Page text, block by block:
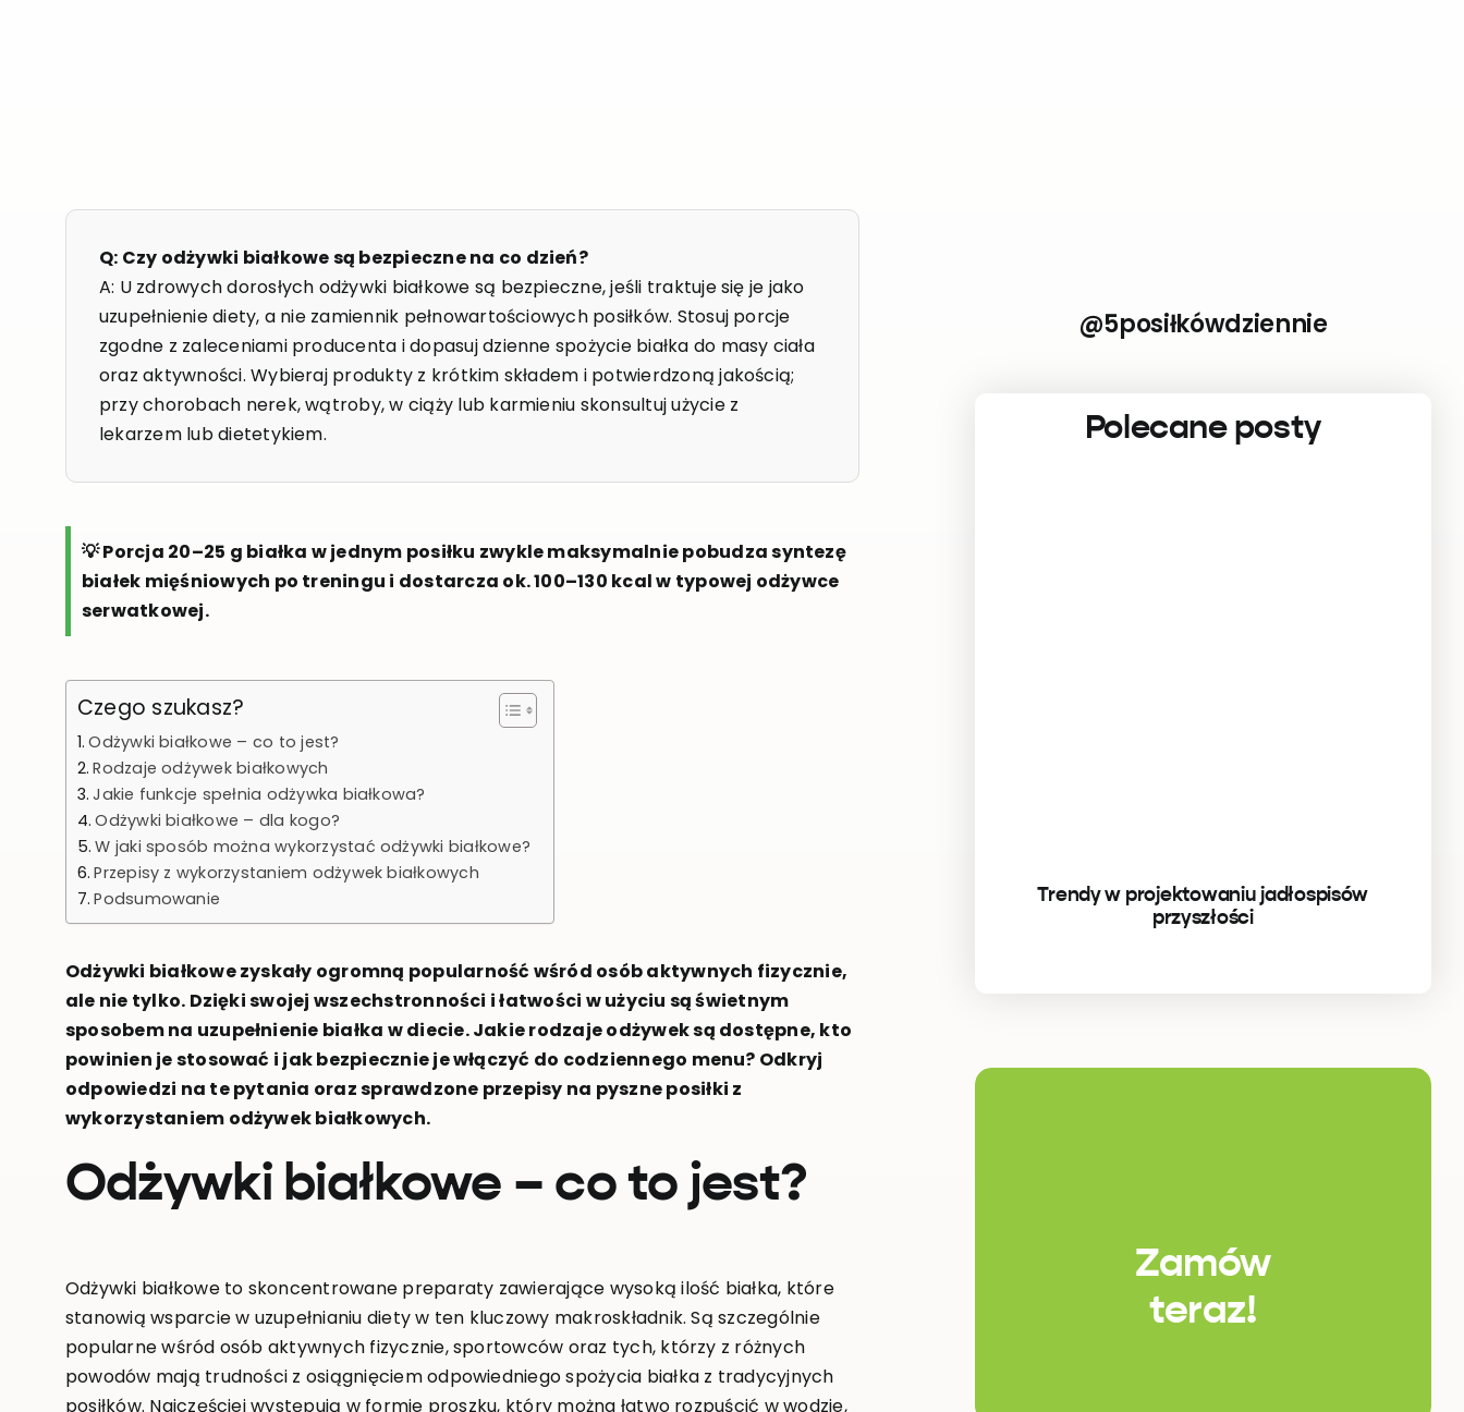
@5posiłkówdziennie
Polecane posty
Trendy w projektowaniu jadłospisów
przyszłości
Q: Czy odżywki białkowe są bezpieczne na co dzień?
A: U zdrowych dorosłych odżywki białkowe są bezpieczne, jeśli traktuje się je jako
uzupełnienie diety, a nie zamiennik pełnowartościowych posiłków. Stosuj porcje
zgodne z zaleceniami producenta i dopasuj dzienne spożycie białka do masy ciała
oraz aktywności. Wybieraj produkty z krótkim składem i potwierdzoną jakością;
przy chorobach nerek, wątroby, w ciąży lub karmieniu skonsultuj użycie z
lekarzem lub dietetykiem.
💡 Porcja 20–25 g białka w jednym posiłku zwykle maksymalnie pobudza syntezę
białek mięśniowych po treningu i dostarcza ok. 100–130 kcal w typowej odżywce
serwatkowej.
Czego szukasz?
Odżywki białkowe – co to jest?
Rodzaje odżywek białkowych
Jakie funkcje spełnia odżywka białkowa?
Odżywki białkowe – dla kogo?
W jaki sposób można wykorzystać odżywki białkowe?
Przepisy z wykorzystaniem odżywek białkowych
Podsumowanie
Odżywki białkowe zyskały ogromną popularność wśród osób aktywnych fizycznie,
ale nie tylko. Dzięki swojej wszechstronności i łatwości w użyciu są świetnym
sposobem na uzupełnienie białka w diecie. Jakie rodzaje odżywek są dostępne, kto
powinien je stosować i jak bezpiecznie je włączyć do codziennego menu? Odkryj
odpowiedzi na te pytania oraz sprawdzone przepisy na pyszne posiłki z
wykorzystaniem odżywek białkowych.
Odżywki białkowe – co to jest?
Odżywki białkowe to skoncentrowane preparaty zawierające wysoką ilość białka, które
stanowią wsparcie w uzupełnianiu diety w ten kluczowy makroskładnik. Są szczególnie
popularne wśród osób aktywnych fizycznie, sportowców oraz tych, którzy z różnych
powodów mają trudności z osiągnięciem odpowiedniego spożycia białka z tradycyjnych
posiłków. Najczęściej występują w formie proszku, który można łatwo rozpuścić w wodzie,
Zamów
teraz!